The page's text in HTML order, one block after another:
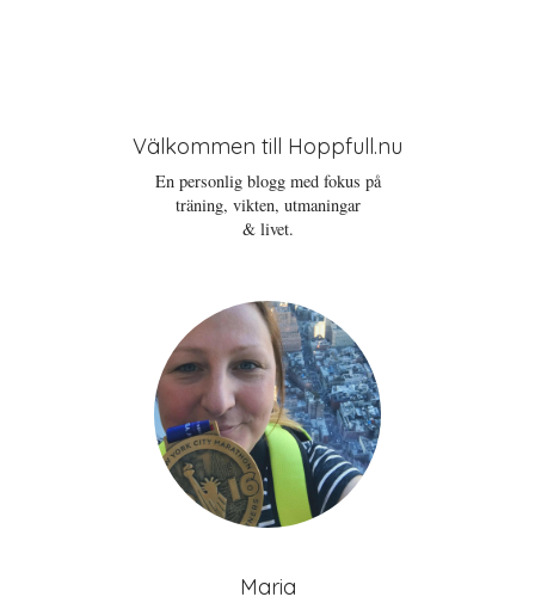
Välkommen till Hoppfull.nu
En personlig blogg med fokus på
träning, vikten, utmaningar
& livet.
Maria